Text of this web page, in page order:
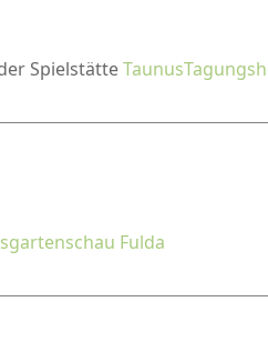
Spielstätte
Fulda